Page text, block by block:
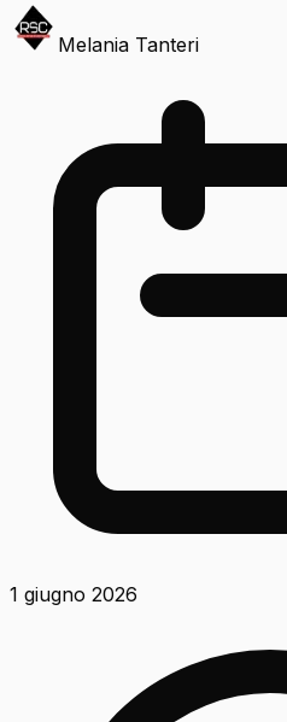
Melania Tanteri
1 giugno 2026